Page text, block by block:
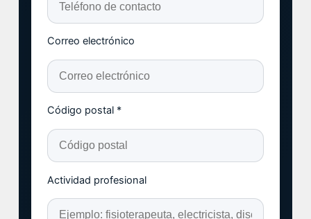
Correo electrónico
Código postal *
Actividad profesional